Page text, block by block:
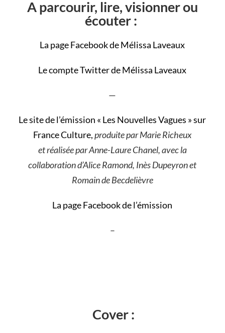
A parcourir, lire, visionner ou
écouter :
La page Facebook de Mélissa Laveaux
Le compte Twitter de Mélissa Laveaux
—
Le site de l’émission « Les Nouvelles Vagues » sur
France Culture, produite par Marie Richeux
et réalisée par Anne-Laure Chanel, avec la
collaboration d’Alice Ramond, Inès Dupeyron et
Romain de Becdelièvre
La page Facebook de l’émission
–
Cover :